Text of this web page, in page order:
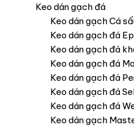
Keo dán gạch đá
Keo dán gạch Cá
Keo dán gạch đá
Keo dán gạch đá
Keo dán gạch đá
Keo dán gạch đá
Keo dán gạch đá
Keo dán gạch đá
Keo dán gạch